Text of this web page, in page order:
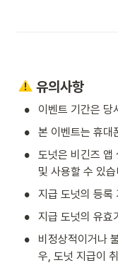
유의사항
• 이벤트 기간은 당
• 본 이벤트는 휴대
•
도넛은 비긴즈 앱
및 사용할 수 있
• 지급 도넛의 등
• 지급 도넛의 유효
•
비정상적이거나
우, 도넛 지급이